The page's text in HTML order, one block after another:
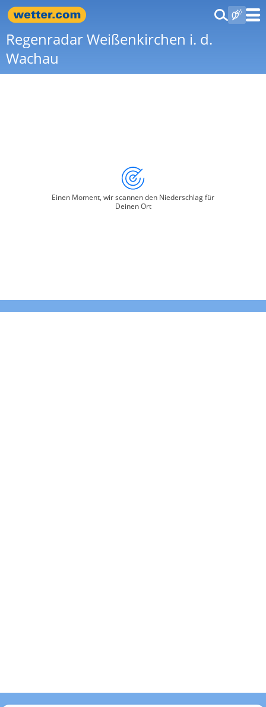
Regenradar Weißenkirchen i. d.
Wachau
Einen Moment, wir scannen den Niederschlag für
Deinen Ort